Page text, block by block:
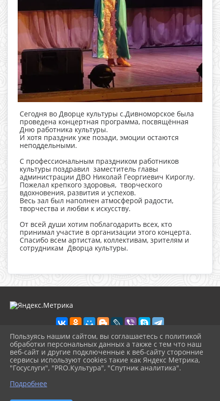
Сегодня во Дворце культуры с.Дивноморское была
проведена концертная программа, посвящённая
Дню работника культуры.
И хотя праздник уже позади, эмоции остаются
неподдельными.
С профессиональным праздником работников
культуры поздравил заместитель главы
администрации ДВО Николай Георгиевич Кироглу.
Пожелал крепкого здоровья, творческого
вдохновения, развития и успехов.
Весь зал был наполнен атмосферой радости,
творчества и любви к искусству.
От всей души хотим поблагодарить всех, кто
принимал участие в организации этого концерта.
Спасибо всем артистам, коллективам, зрителям и
сотрудникам Дворца культуры.
2026 г. dkdiv.gelendzhik-kult.ru
Вход
Карта сайта
Политика обработки персональных данных
Сделано на KubCMS
Пользуясь нашим сайтом, вы соглашаетесь с политикой
обработки персональных данных а также с тем что наш
веб-сайт и другие подключенные к веб-сайту сторонние
сервисы используют cookies такие как Яндекс Метрика,
"Госуслуги", "PRO.Культура", "Спутник аналитика".
Подробнее